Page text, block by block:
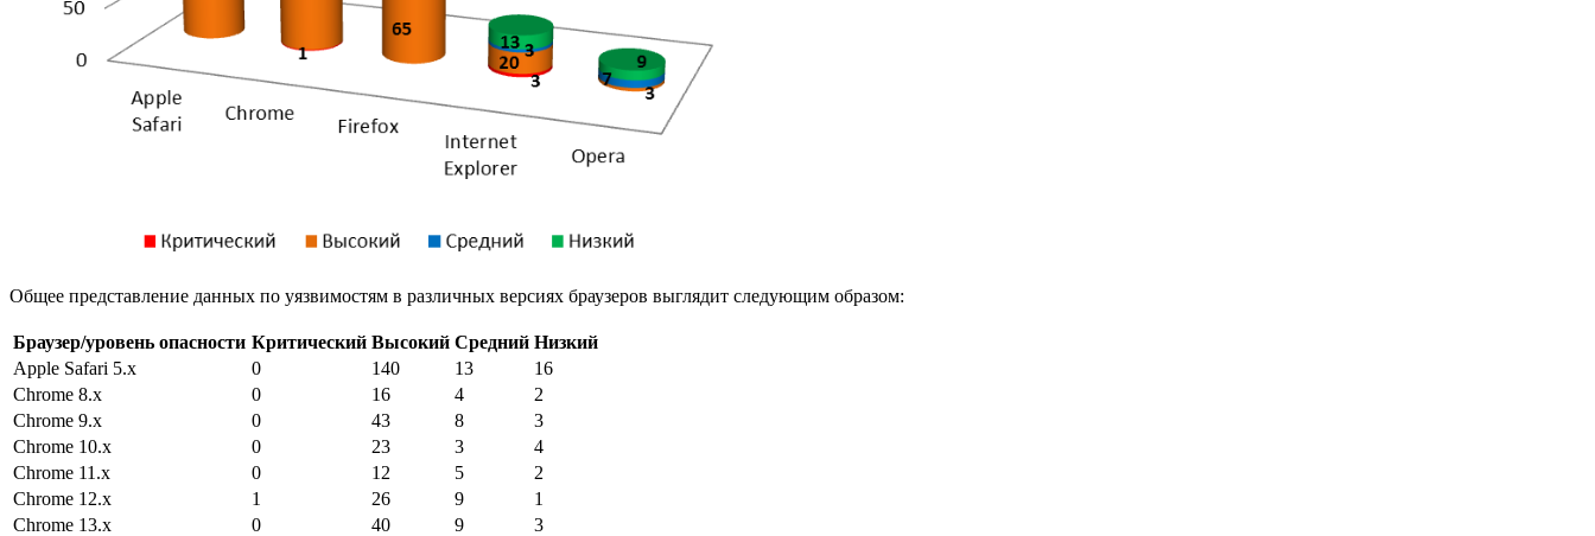
Общее представление данных по уязвимостям в различных версиях браузеров выглядит следующим образом:
Браузер/уровень опасности Критический Высокий Средний Низкий
Apple Safari 5.x
0 140 13
16
Chrome 8.x
0 16 4
2
Chrome 9.x
0 43 8
3
Chrome 10.x
0 23 3
4
Chrome 11.x
0 12 5
2
Chrome 12.x
1 26 9
1
Chrome 13.x
0 40 9
3